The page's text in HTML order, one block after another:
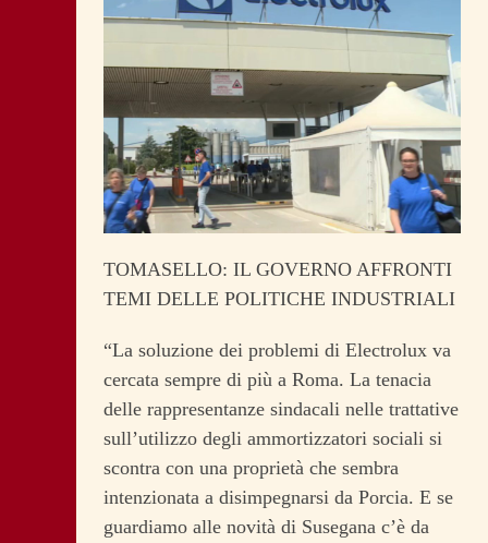
TOMASELLO: IL GOVERNO AFFRONTI
TEMI DELLE POLITICHE INDUSTRIALI
“La soluzione dei problemi di Electrolux va
cercata sempre di più a Roma. La tenacia
delle rappresentanze sindacali nelle trattative
sull’utilizzo degli ammortizzatori sociali si
scontra con una proprietà che sembra
intenzionata a disimpegnarsi da Porcia. E se
guardiamo alle novità di Susegana c’è da